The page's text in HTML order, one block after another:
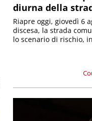
diurna della
Riapre oggi, giovedì 6
discesa, la strada
lo scenario di rischio,